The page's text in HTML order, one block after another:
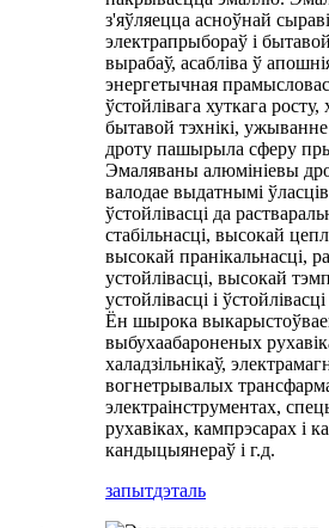
з'яўляецца асноўнай
электрапрыбораў і
вырабаў, асабліва ў
энергетычная
ўстойлівага хуткага росту,
бытавой тэхнікі,
дроту пашырыла сферу
Эмаляваны алюмініевы
валодае выдатнымі
ўстойлівасці да
стабільнасці, высокай
высокай пранікальнасці,
устойлівасці, высокай
устойлівасці і
Ён шырока
выбухаабароненых
халадзільнікаў,
вогнетрывалых
электраінструментах,
рухавіках, кампрэсарах і
кандыцыянераў і г.д.
запытдэталь